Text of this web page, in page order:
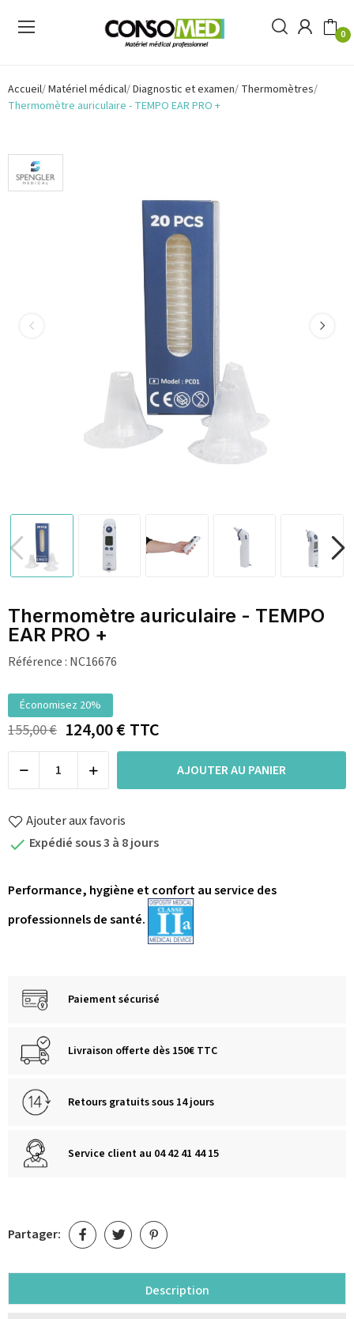
0
Accueil Matériel médical Diagnostic et examen Thermomètres
Thermomètre auriculaire - TEMPO EAR PRO +
Thermomètre auriculaire - TEMPO
EAR PRO +
Référence : NC16676
Économisez 20%
155,00 € 124,00 €TTC
AJOUTER AU PANIER
Ajouter aux favoris
 Expédié sous 3 à 8 jours
Performance, hygiène et confort au service des
professionnels de santé.
Paiement sécurisé
Livraison offerte dès 150€ TTC
Retours gratuits sous 14 jours
Service client au 04 42 41 44 15
Partager:
Description